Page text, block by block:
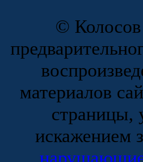
© Колосов
материалов
страницы,
искажением
нарушающие